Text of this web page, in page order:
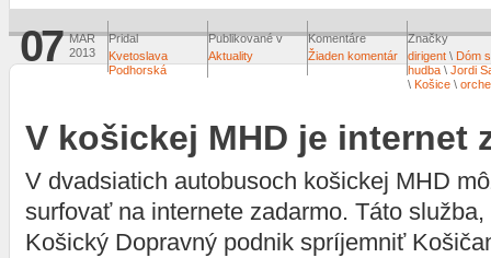
07 MAR
2013
Pridal
Kvetoslava
Podhorská
Publikované v
Aktuality
Komentáre
Žiaden komentár
Značky
dirigent \ Dóm
hudba \ Jordi
\ Košice \
V košickej MHD je internet
V dvadsiatich autobusoch košickej MHD
surfovať na internete zadarmo. Táto
Košický Dopravný podnik spríjemniť